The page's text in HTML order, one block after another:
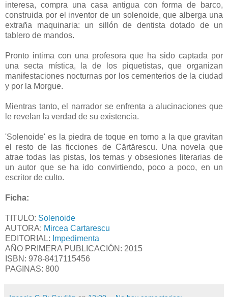
interesa, compra una casa antigua con forma de barco,
construida por el inventor de un solenoide, que alberga una
extraña maquinaria: un sillón de dentista dotado de un
tablero de mandos.
Pronto intima con una profesora que ha sido captada por
una secta mística, la de los piquetistas, que organizan
manifestaciones nocturnas por los cementerios de la ciudad
y por la Morgue.
Mientras tanto, el narrador se enfrenta a alucinaciones que
le revelan la verdad de su existencia.
'Solenoide' es la piedra de toque en torno a la que gravitan
el resto de las ficciones de Cărtărescu. Una novela que
atrae todas las pistas, los temas y obsesiones literarias de
un autor que se ha ido convirtiendo, poco a poco, en un
escritor de culto.
Ficha:
TITULO: Solenoide
AUTORA: Mircea Cartarescu
EDITORIAL: Impedimenta
AÑO PRIMERA PUBLICACIÓN: 2015
ISBN: 978-8417115456
PAGINAS: 800